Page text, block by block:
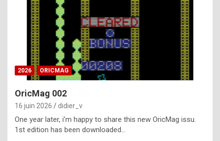
y
d
i
ff
i
l
t
2026 ORICMAG
OricMag 002
16 juin 2026 didier_v
One year later, i’m happy to share this new OricMag issu.
1st edition has been downloaded…